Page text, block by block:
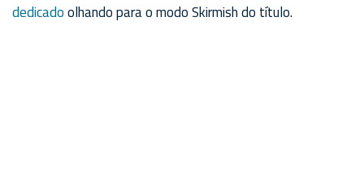
dedicadoolhando para o modo Skirmish do título.